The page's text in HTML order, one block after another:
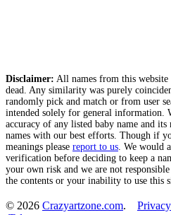
Disclaimer: All names from this
dead. Any similarity was purely
randomly pick and match or from user
intended solely for general information.
accuracy of any listed baby name and its
names with our best efforts. Though if
meanings please report to us . We would
verification before deciding to keep a
your own risk and we are not
the contents or your inability to use this
© 2026 Crazyartzone.com. Privacy